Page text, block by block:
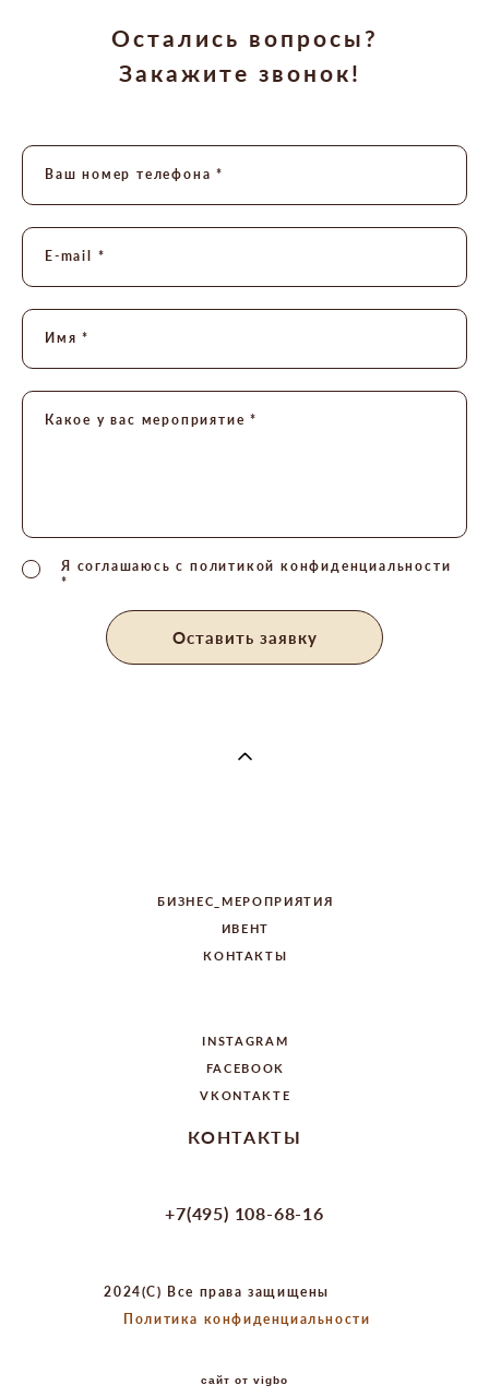
Остались вопросы?
Закажите звонок!
Ваш номер телефона *
E-mail *
Имя *
Какое у вас мероприятие *
Я соглашаюсь сполитикой конфиденциальности
*
Оставить заявку
БИЗНЕС_МЕРОПРИЯТИЯ
ИВЕНТ
КОНТАКТЫ
INSTAGRAM
FACEBOOK
VKONTAKTE
КОНТАКТЫ
+7(495) 108-68-16
2024(C) Все права защищены
Политика конфиденциальности
сайт от vigbo